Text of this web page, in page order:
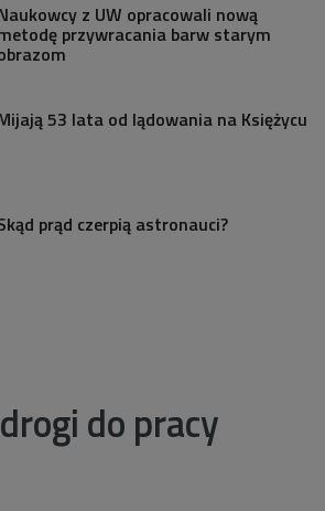
z UW opracowali nową
przywracania barw starym
53 lata od lądowania na Księżycu
prąd czerpią astronauci?
do pracy